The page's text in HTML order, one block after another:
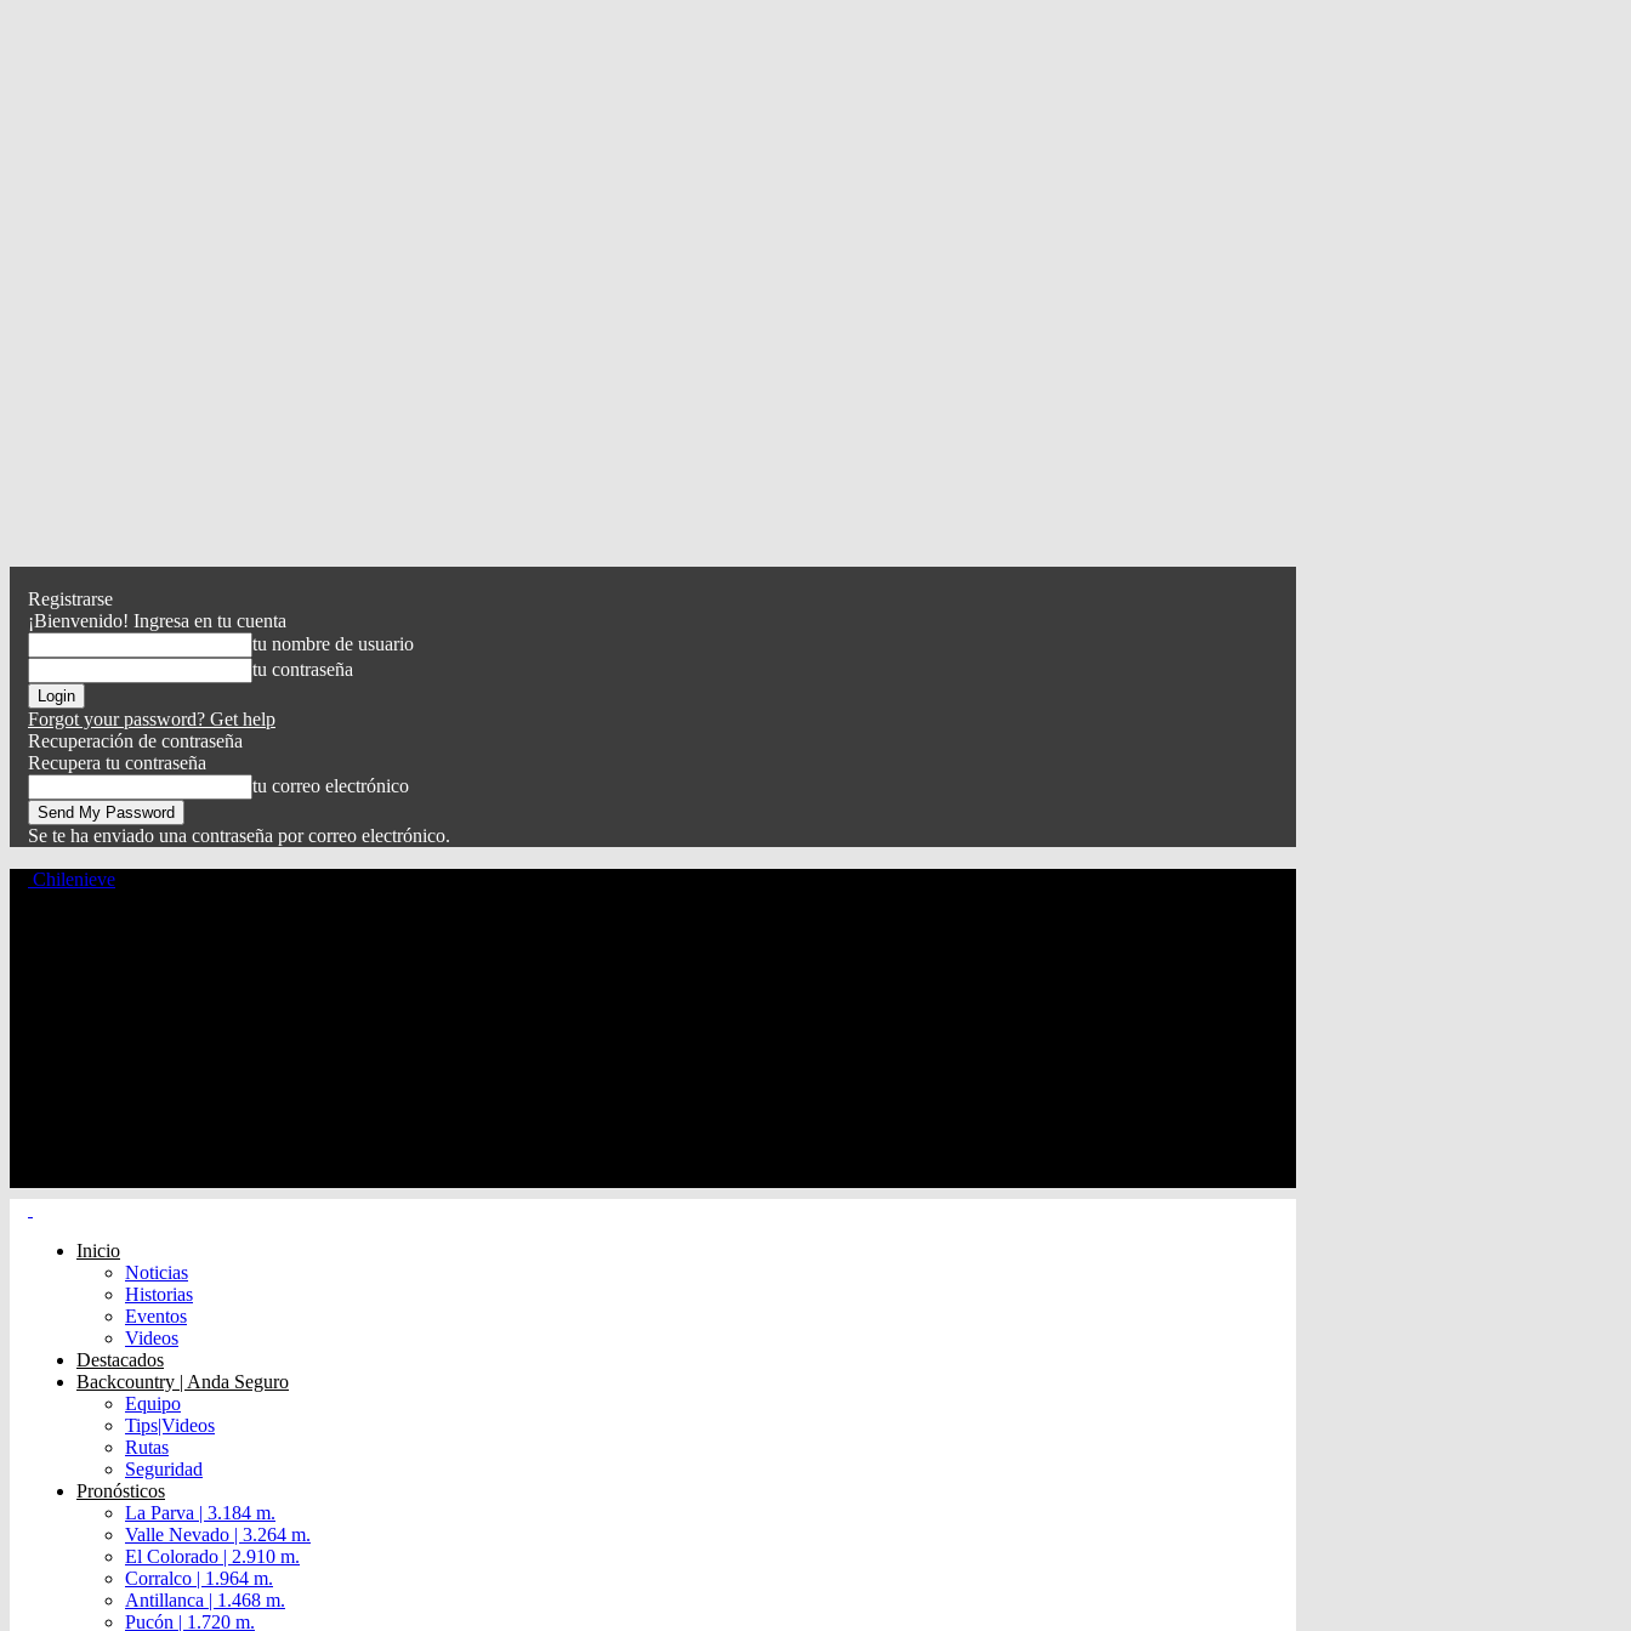
Registrarse
¡Bienvenido! Ingresa en tu cuenta
tu nombre de usuario
tu contraseña
Forgot your password? Get help
Recuperación de contraseña
Recupera tu contraseña
tu correo electrónico
Se te ha enviado una contraseña por correo electrónico.
Chilenieve
Inicio
Noticias
Historias
Eventos
Videos
Destacados
Backcountry | Anda Seguro
Equipo
Tips|Videos
Rutas
Seguridad
Pronósticos
La Parva | 3.184 m.
Valle Nevado | 3.264 m.
El Colorado | 2.910 m.
Corralco | 1.964 m.
Antillanca | 1.468 m.
Pucón | 1.720 m.